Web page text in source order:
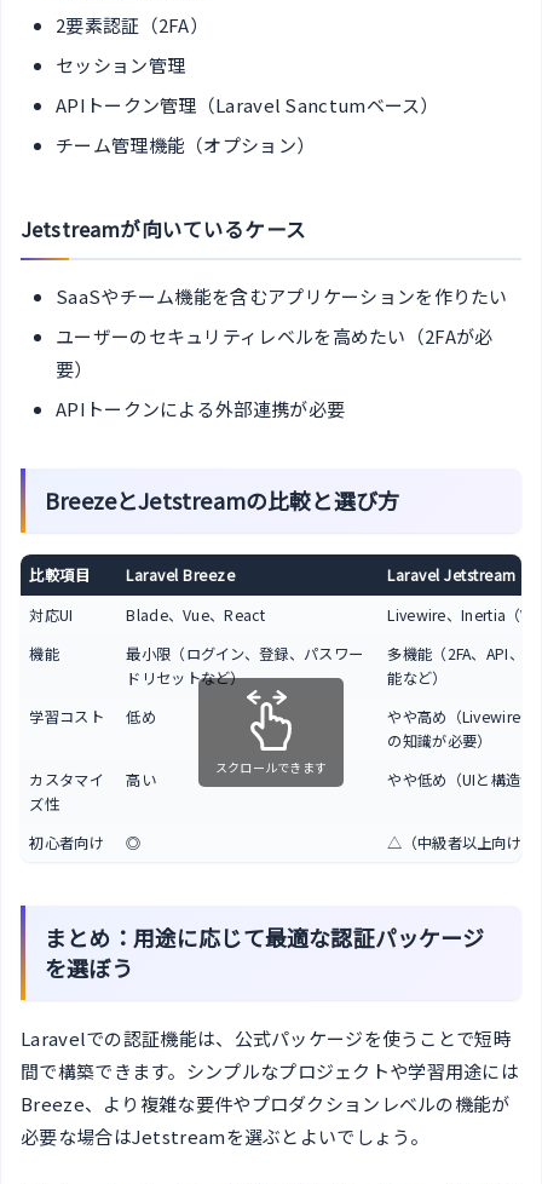
2要素認証（2FA）
セッション管理
APIトークン管理（Laravel Sanctumベース）
チーム管理機能（オプション）
Jetstreamが向いているケース
SaaSやチーム機能を含むアプリケーションを作りたい
ユーザーのセキュリティレベルを高めたい（2FAが必
要）
APIトークンによる外部連携が必要
BreezeとJetstreamの比較と選び方
比較項目 Laravel Breeze
Laravel Jetstream
対応UI
Blade、Vue、React
Livewire、Inertia（
機能
最小限（ログイン、登録、パスワー
ドリセットなど）
多機能（2FA、API、
能など）
学習コスト
低め
やや高め（Livewireや
の知識が必要）
カスタマイ
ズ性
高い やや低め（UIと構造が
初心者向け ◎ △（中級者以上向け）
スクロールできます
まとめ：用途に応じて最適な認証パッケージ
を選ぼう
Laravelでの認証機能は、公式パッケージを使うことで短時
間で構築できます。シンプルなプロジェクトや学習用途には
Breeze、より複雑な要件やプロダクションレベルの機能が
必要な場合はJetstreamを選ぶとよいでしょう。